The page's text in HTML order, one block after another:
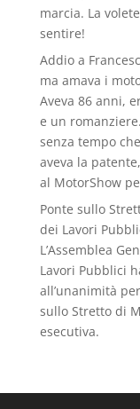
marcia. La
sentire!
Addio a
ma amava i
Aveva 86 anni,
e un
senza tempo
aveva la
al MotorShow
Ponte sullo
dei Lavori
L’Assemblea
Lavori Pubblici
all’unanimità
sullo Stretto di
esecutiva.